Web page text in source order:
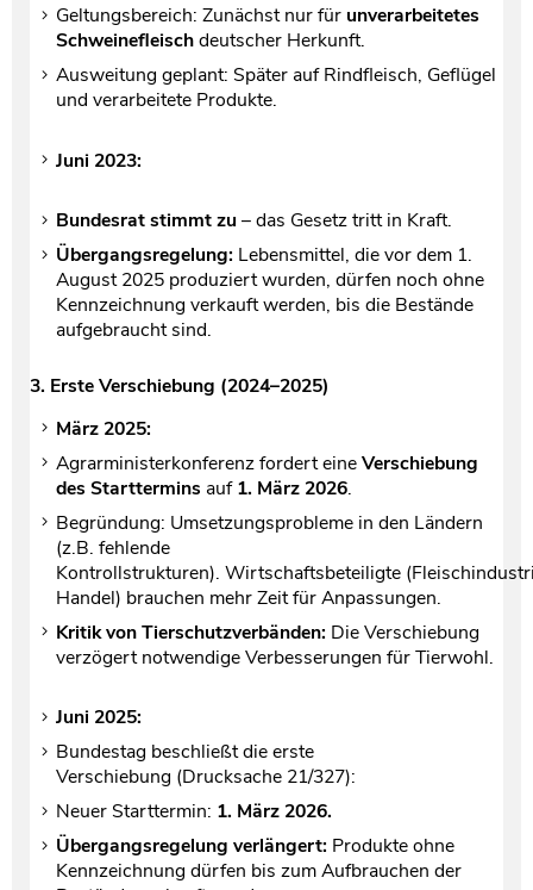
Geltungsbereich: Zunächst nur für unverarbeitetes
Schweinefleischdeutscher Herkunft.
Ausweitung geplant: Später auf Rindfleisch, Geflügel
und verarbeitete Produkte.
Juni 2023:
Bundesrat stimmt zu– das Gesetz tritt in Kraft.
Übergangsregelung: Lebensmittel, die vor dem 1.
August 2025 produziert wurden, dürfen noch ohne
Kennzeichnung verkauft werden, bis die Bestände
aufgebraucht sind.
3. Erste Verschiebung (2024–2025)
März 2025:
Agrarministerkonferenz fordert eineVerschiebung
des Starttermins auf1. März 2026.
Begründung: Umsetzungsprobleme in den Ländern
(z.B. fehlende
Kontrollstrukturen). Wirtschaftsbeteiligte
Handel) brauchen mehr Zeit für Anpassungen.
Kritik von Tierschutzverbänden: Die Verschiebung
verzögert notwendige Verbesserungen für Tierwohl.
Juni 2025:
Bundestag beschließt die erste
Verschiebung (Drucksache 21/327):
Neuer Starttermin: 1. März 2026.
Übergangsregelung verlängert: Produkte ohne
Kennzeichnung dürfen bis zum Aufbrauchen der